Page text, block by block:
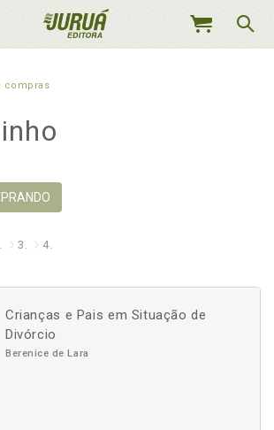
MEU
compras
3. 4.
Crianças e Pais em Situação de
Divórcio
Berenice de Lara